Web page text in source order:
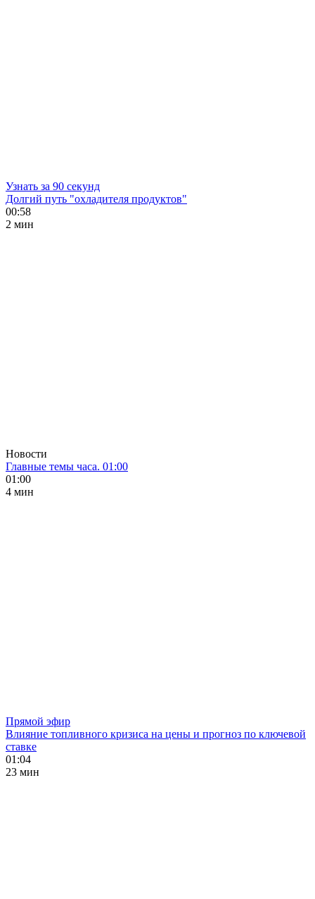
Узнать за 90 секунд
Долгий путь "охладителя продуктов"
00:58
2 мин
Новости
Главные темы часа. 01:00
01:00
4 мин
Прямой эфир
Влияние топливного кризиса на цены и прогноз по ключевой
ставке
01:04
23 мин